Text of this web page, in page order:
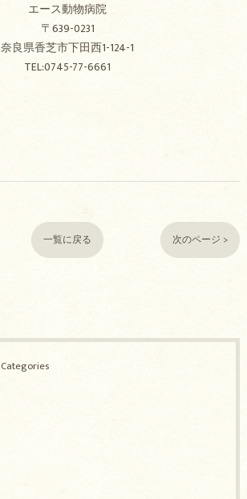
エース動物病院
〒639-0231
奈良県香芝市下田西1-124-1
TEL:0745-77-6661
一覧に戻る 次のページ >
Categories